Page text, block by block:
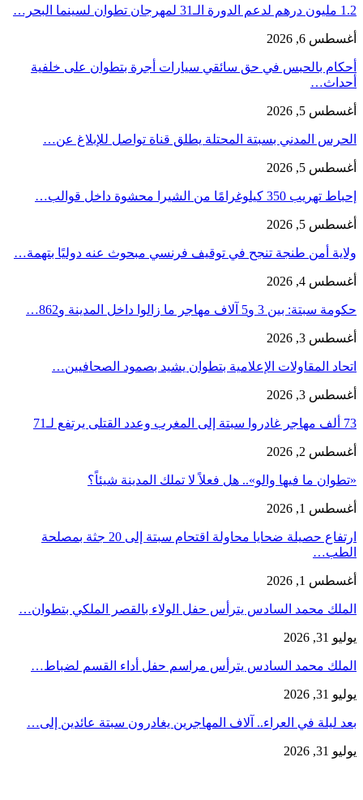
1.2 مليون درهم لدعم الدورة الـ31 لمهرجان تطوان لسينما البحر…
أغسطس 6, 2026
أحكام بالحبس في حق سائقي سيارات أجرة بتطوان على خلفية
أحداث…
أغسطس 5, 2026
الحرس المدني بسبتة المحتلة يطلق قناة تواصل للإبلاغ عن…
أغسطس 5, 2026
إحباط تهريب 350 كيلوغرامًا من الشيرا محشوة داخل قوالب…
أغسطس 5, 2026
ولاية أمن طنجة تنجح في توقيف فرنسي مبحوث عنه دوليًا بتهمة…
أغسطس 4, 2026
حكومة سبتة: بين 3 و5 آلاف مهاجر ما زالوا داخل المدينة و862…
أغسطس 3, 2026
اتحاد المقاولات الإعلامية بتطوان يشيد بصمود الصحافيين…
أغسطس 3, 2026
73 ألف مهاجر غادروا سبتة إلى المغرب وعدد القتلى يرتفع لـ71
أغسطس 2, 2026
«تطوان ما فيها والو».. هل فعلاً لا تملك المدينة شيئاً؟
أغسطس 1, 2026
ارتفاع حصيلة ضحايا محاولة اقتحام سبتة إلى 20 جثة بمصلحة
الطب…
أغسطس 1, 2026
الملك محمد السادس يترأس حفل الولاء بالقصر الملكي بتطوان…
يوليو 31, 2026
الملك محمد السادس يترأس مراسم حفل أداء القسم لضباط…
يوليو 31, 2026
بعد ليلة في العراء.. آلاف المهاجرين يغادرون سبتة عائدين إلى…
يوليو 31, 2026